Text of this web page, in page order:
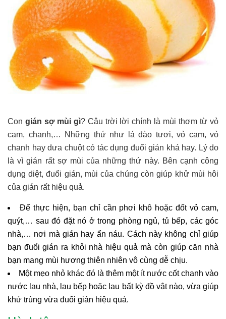
Con gián sợ mùi gì? Câu trời lời chính là mùi thơm từ vỏ
cam, chanh,… Những thứ như lá đào tươi, vỏ cam, vỏ
chanh hay dưa chuột có tác dụng đuổi gián khá hay. Lý do
là vì gián rất sợ mùi của những thứ này. Bên cạnh công
dụng diệt, đuổi gián, mùi của chúng còn giúp khử mùi hôi
của gián rất hiệu quả.
Để thực hiện, bạn chỉ cần phơi khô hoặc đốt vỏ cam,
quýt,… sau đó đặt nó ở trong phòng ngủ, tủ bếp, các góc
nhà,… nơi mà gián hay ẩn náu. Cách này không chỉ giúp
bạn đuổi gián ra khỏi nhà hiệu quả mà còn giúp căn nhà
bạn mang mùi hương thiên nhiên vô cùng dễ chịu.
Một mẹo nhỏ khác đó là thêm một ít nước cốt chanh vào
nước lau nhà, lau bếp hoặc lau bất kỳ đồ vật nào, vừa giúp
khử trùng vừa đuổi gián hiệu quả.